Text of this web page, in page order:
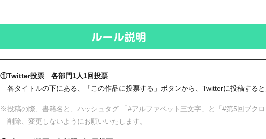
①Twitter投票 各部門1人1回投票
各タイトルの下にある、「この作品に投票する」ボタンから、Twitterに投稿すると
※投稿の際、書籍名と、ハッシュタグ 「#アルファベット三文字」と「#第5回ブク
削除、変更しないようにお願いいたします。